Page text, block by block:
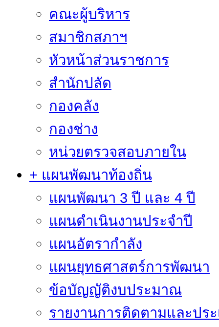
คณะผู้บริหาร
สมาชิกสภาฯ
หัวหน้าส่วนราชการ
สำนักปลัด
กองคลัง
กองช่าง
หน่วยตรวจสอบภายใน
+ แผนพัฒนาท้องถิ่น
แผนพัฒนา 3 ปี และ 4 ปี
แผนดำเนินงานประจำปี
แผนอัตรากำลัง
แผนยุทธศาสตร์การพัฒนา
ข้อบัญญัติงบประมาณ
รายงานการติดตามและปร